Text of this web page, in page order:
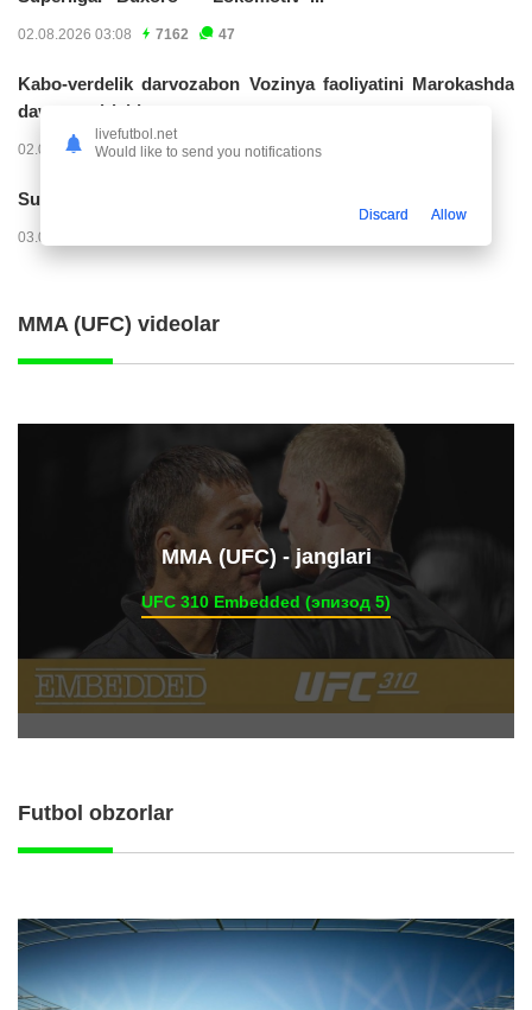
02.08.2026 03:08 7162 47
Kabo-verdelik darvozabon Vozinya faoliyatini Marokashda
davom ettirishi...
02.08.2026 01:08 3906 47
Superliga. "Dinamo" – "Neftchi" (matnli...
03.08.2026 20:32
MMA (UFC) videolar
ММА (UFC) - janglari
UFC 310 Embedded (эпизод 5)
Futbol obzorlar
livefutbol.net
Would like to send you notifications
Discard Allow